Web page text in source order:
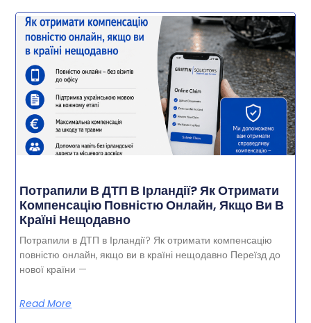
Потрапили В ДТП В Ірландії? Як Отримати
Компенсацію Повністю Онлайн, Якщо Ви В
Країні Нещодавно
Потрапили в ДТП в Ірландії? Як отримати компенсацію
повністю онлайн, якщо ви в країні нещодавно Переїзд до
нової країни —
Read More